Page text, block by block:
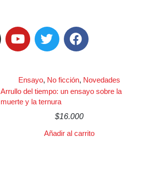
Ensayo, No ficción, Novedades
Arrullo del tiempo: un ensayo sobre la
muerte y la ternura
$16.000
Añadir al carrito